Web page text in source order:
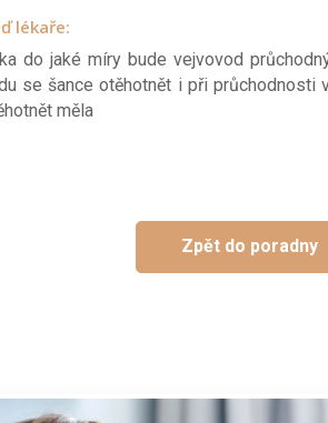
lékaře:
do jaké míry bude vejvovod
se šance otěhotnět i při průchodnosti
měla
Zpět do poradny